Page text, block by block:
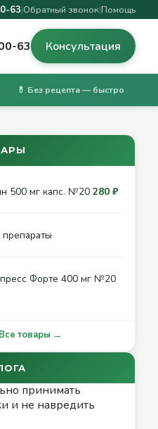
63|Обратный звонок|Помощь
63 Консультация
💊 Без рецепта — быстро
500 мг капс. №20 280 ₽
Форте 400 мг №20
Все товары →
принимать
и не навредить